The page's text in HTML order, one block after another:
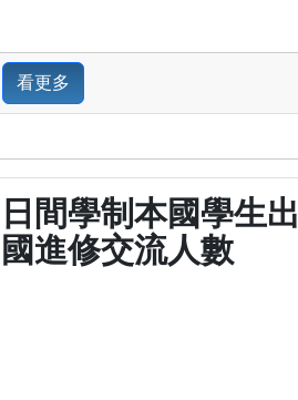
看更多
日間學制本國學生出
國進修交流人數